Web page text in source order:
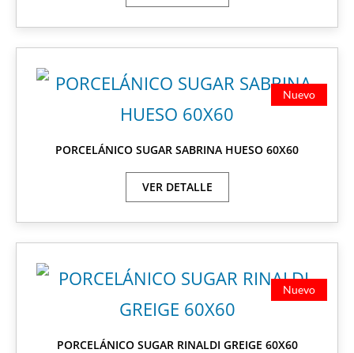
Nuevo
PORCELÁNICO SUGAR SABRINA HUESO 60X60
VER DETALLE
Nuevo
PORCELÁNICO SUGAR RINALDI GREIGE 60X60